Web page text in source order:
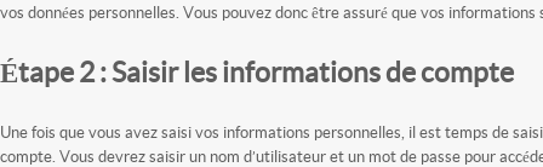
vos données personnelles. Vous pouvez donc être assuré que vos informations
Étape 2 : Saisir les informations de compte
Une fois que vous avez saisi vos informations personnelles, il est temps de
compte. Vous devrez saisir un nom d’utilisateur et un mot de passe pour